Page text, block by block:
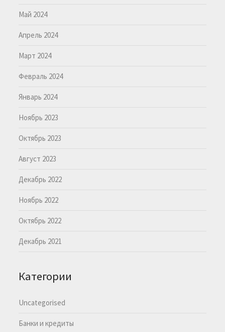
Май 2024
Апрель 2024
Март 2024
Февраль 2024
Январь 2024
Ноябрь 2023
Октябрь 2023
Август 2023
Декабрь 2022
Ноябрь 2022
Октябрь 2022
Декабрь 2021
Категории
Uncategorised
Банки и кредиты